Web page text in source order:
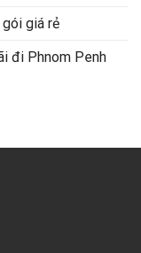
giá rẻ
đi Phnom Penh